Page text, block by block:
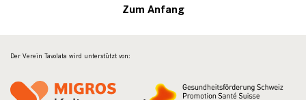
Zum Anfang
Der Verein Tavolata wird unterstützt von: